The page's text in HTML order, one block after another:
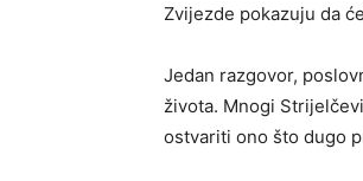
Zvijezde pokazuju da
Jedan razgovor,
života. Mnogi
ostvariti ono što dugo